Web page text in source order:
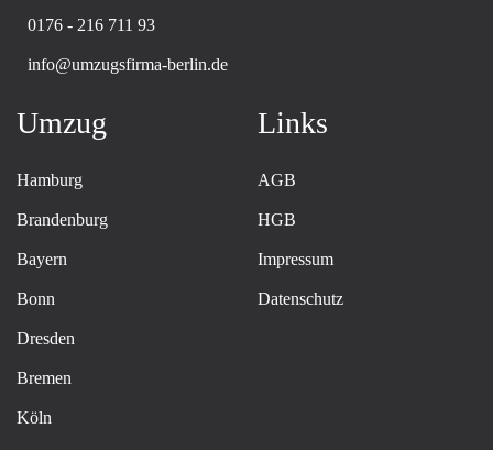
0176 - 216 711 93
info@umzugsfirma-berlin.de
Umzug
Hamburg
Brandenburg
Bayern
Bonn
Dresden
Bremen
Köln
Links
AGB
HGB
Impressum
Datenschutz